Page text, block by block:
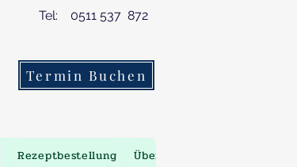
Tel: 0511 537 872
Termin Buchen
Rezeptbestellung Überweisungsbestellung